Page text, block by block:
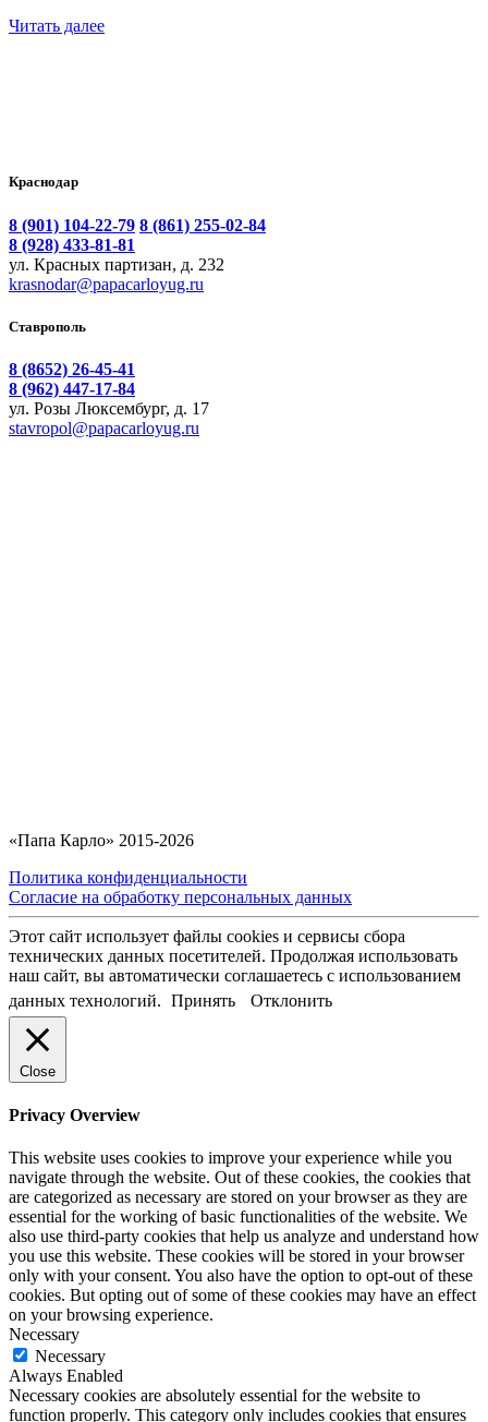
Читать далее
Краснодар
8 (901) 104-22-79 8 (861) 255-02-84
8 (928) 433-81-81
ул. Красных партизан, д. 232
krasnodar@papacarloyug.ru
Ставрополь
8 (8652) 26-45-41
8 (962) 447-17-84
ул. Розы Люксембург, д. 17
stavropol@papacarloyug.ru
«Папа Карло» 2015-2026
Политика конфиденциальности
Согласие на обработку персональных данных
Этот сайт использует файлы cookies и сервисы сбора
технических данных посетителей. Продолжая использовать
наш сайт, вы автоматически соглашаетесь с использованием
данных технологий. Принять Отклонить
Close
Privacy Overview
This website uses cookies to improve your experience while you
navigate through the website. Out of these cookies, the cookies that
are categorized as necessary are stored on your browser as they are
essential for the working of basic functionalities of the website. We
also use third-party cookies that help us analyze and understand how
you use this website. These cookies will be stored in your browser
only with your consent. You also have the option to opt-out of these
cookies. But opting out of some of these cookies may have an effect
on your browsing experience.
Necessary
Necessary
Always Enabled
Necessary cookies are absolutely essential for the website to
function properly. This category only includes cookies that ensures